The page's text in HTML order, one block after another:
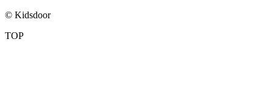
© Kidsdoor
TOP